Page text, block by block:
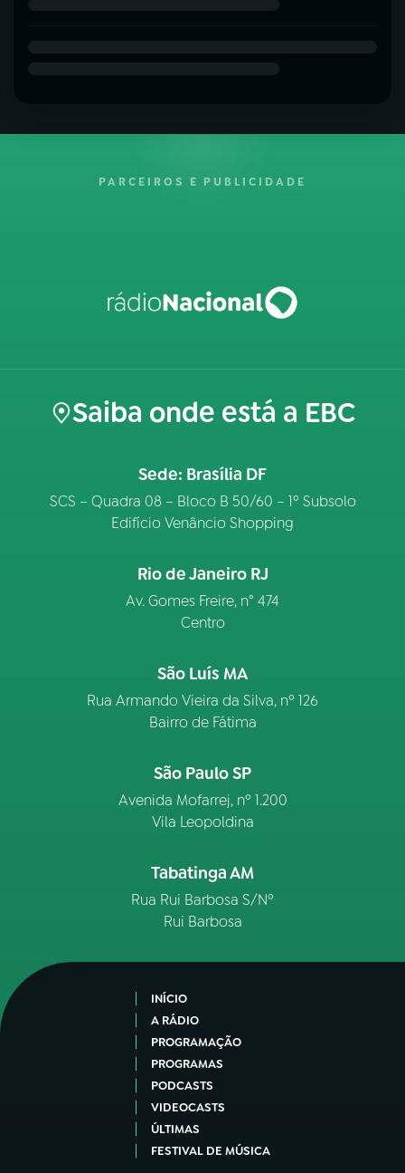
PARCEIROS E PUBLICIDADE
Saiba onde está a EBC
Sede: Brasília DF
SCS – Quadra 08 – Bloco B 50/60 – 1º Subsolo
Edifício Venâncio Shopping
Rio de Janeiro RJ
Av. Gomes Freire, n° 474
Centro
São Luís MA
Rua Armando Vieira da Silva, nº 126
Bairro de Fátima
São Paulo SP
Avenida Mofarrej, nº 1.200
Vila Leopoldina
Tabatinga AM
Rua Rui Barbosa S/Nº
Rui Barbosa
INÍCIO
A RÁDIO
PROGRAMAÇÃO
PROGRAMAS
PODCASTS
VIDEOCASTS
ÚLTIMAS
FESTIVAL DE MÚSICA